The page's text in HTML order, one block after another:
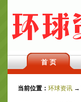
首 页
当前位置： 环球资讯 →